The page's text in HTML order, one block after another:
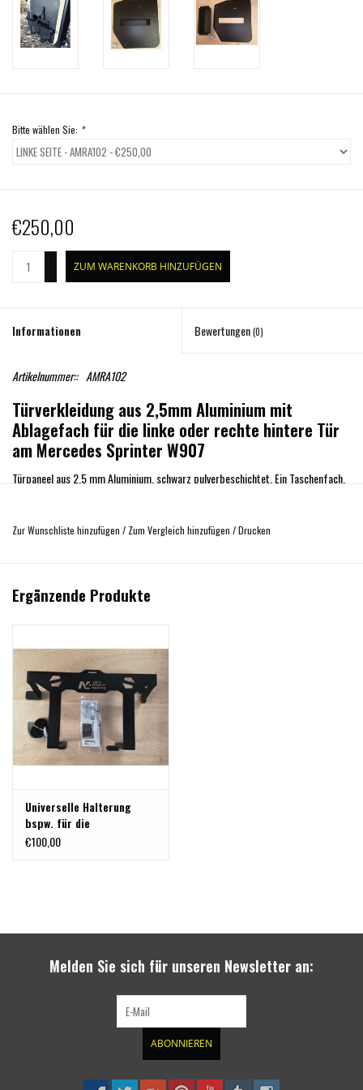
Bitte wählen Sie: *
€250,00
ZUM WARENKORB HINZUFÜGEN
Informationen Bewertungen(0)
Artikelnummer:: AMRA102
Türverkleidung aus 2,5mm Aluminium mit
Ablagefach für die linke oder rechte hintere Tür
am Mercedes Sprinter W907
Türpaneel aus 2,5 mm Aluminium, schwarz pulverbeschichtet. Ein Taschenfach,
Foto nicht vertraglich bindend: Der Stuhlhalter welcher auf der Türverkleidung
Zur Wunschliste hinzufügen / Zum Vergleich hinzufügen /Drucken
Ergänzende Produkte
Universelle Halterung
bspw. für die
Türverkleidung
€100,00
Melden Sie sich für unseren Newsletter an:
ABONNIEREN